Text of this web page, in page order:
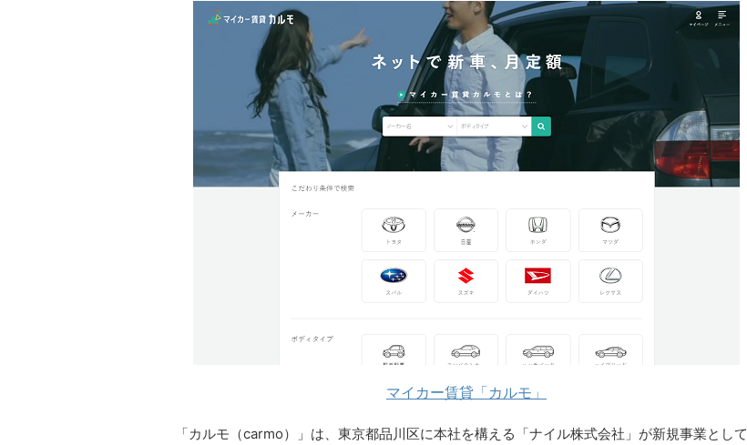
マイカー賃貸「カルモ」
「カルモ（carmo）」は、東京都品川区に本社を構える「ナイル株式会社」が新規事業として